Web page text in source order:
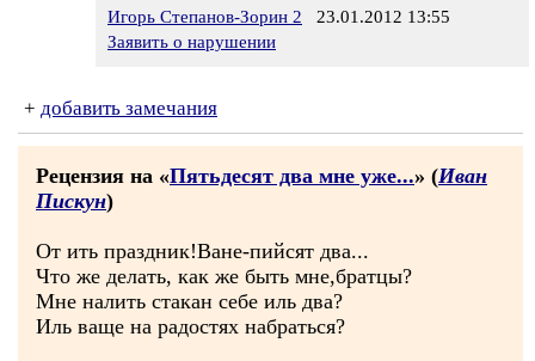
Игорь Степанов-Зорин 2 23.01.2012 13:55
Заявить о нарушении
+ добавить замечания
Рецензия на «Пятьдесят два мне уже...» (Иван
Пискун)
От ить праздник!Ване-пийсят два...
Что же делать, как же быть мне,братцы?
Мне налить стакан себе иль два?
Иль ваще на радостях набраться?